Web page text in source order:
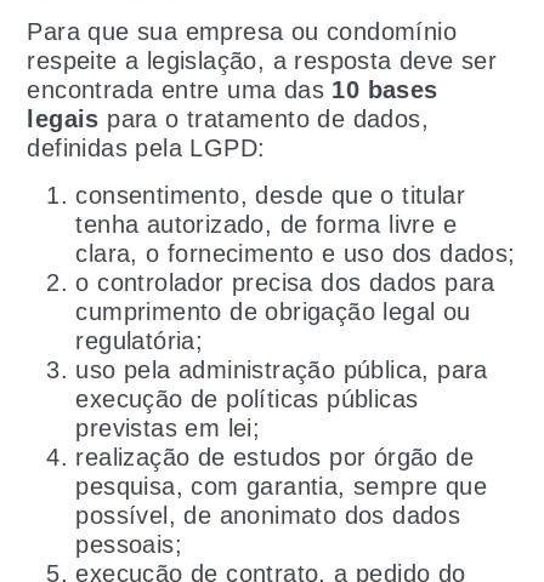
Para que sua empresa ou condomínio
respeite a legislação, a resposta deve ser
encontrada entre uma das 10 bases
legais para o tratamento de dados,
definidas pela LGPD:
consentimento, desde que o titular
tenha autorizado, de forma livre e
clara, o fornecimento e uso dos dados;
o controlador precisa dos dados para
cumprimento de obrigação legal ou
regulatória;
uso pela administração pública, para
execução de políticas públicas
previstas em lei;
realização de estudos por órgão de
pesquisa, com garantia, sempre que
possível, de anonimato dos dados
pessoais;
execução de contrato, a pedido do